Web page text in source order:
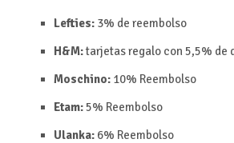
Lefties:3% de reembolso
H&M:tarjetas regalo con 5,5% de
Moschino: 10% Reembolso
Etam:5% Reembolso
Ulanka: 6% Reembolso